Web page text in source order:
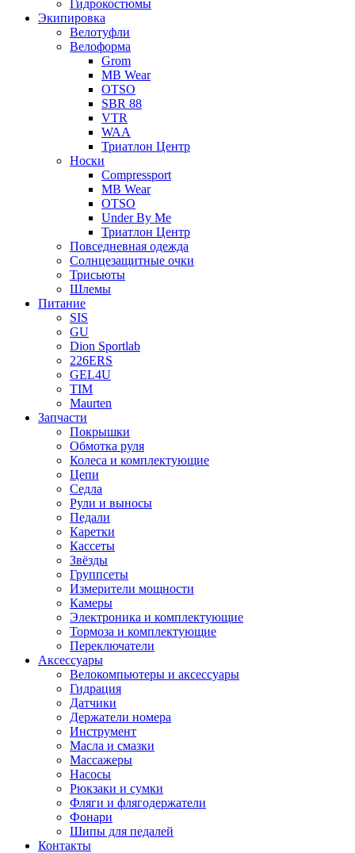
Гидрокостюмы
Экипировка
Велотуфли
Велоформа
Grom
MB Wear
OTSO
SBR 88
VTR
WAA
Триатлон Центр
Носки
Compressport
MB Wear
OTSO
Under By Me
Триатлон Центр
Повседневная одежда
Солнцезащитные очки
Трисьюты
Шлемы
Питание
SIS
GU
Dion Sportlab
226ERS
GEL4U
TIM
Maurten
Запчасти
Покрышки
Обмотка руля
Колеса и комплектующие
Цепи
Седла
Рули и выносы
Педали
Каретки
Кассеты
Звёзды
Группсеты
Измерители мощности
Камеры
Электроника и комплектующие
Тормоза и комплектующие
Переключатели
Аксессуары
Велокомпьютеры и аксессуары
Гидрация
Датчики
Держатели номера
Инструмент
Масла и смазки
Массажеры
Насосы
Рюкзаки и сумки
Фляги и флягодержатели
Фонари
Шипы для педалей
Контакты